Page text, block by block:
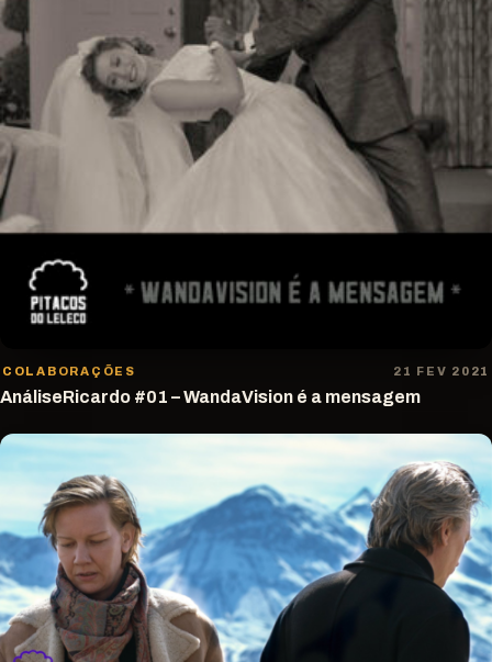
COLABORAÇÕES 21 FEV 2021
AnáliseRicardo #01 – WandaVision é a mensagem